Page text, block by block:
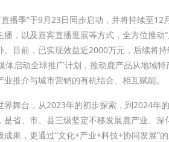
季”于9月23日同步启动，并将持续至12
，以及嘉宾直播逛展等方式，全方位推动
。目前，已实现效益近2000万元，后续将
体启动全球推广计划，推动鹿产品从地域
推介与城市营销的有机结合、相互赋能。
台，从2023年的初步探索，到2024年
是省、市、县三级坚定不移发展鹿产业、
成果，更通过“文化+产业+科技+协同发展